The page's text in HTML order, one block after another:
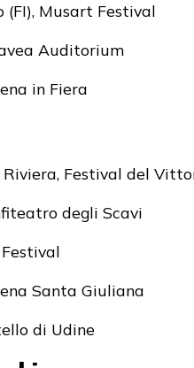
(FI), Musart Festival
Auditorium
in Fiera
Riviera, Festival del
degli Scavi
Santa Giuliana
di Udine